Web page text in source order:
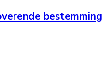
bestemming